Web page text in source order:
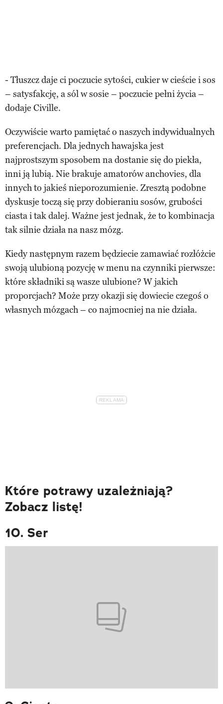
- Tłuszcz daje ci poczucie sytości, cukier w cieście i sos
– satysfakcję, a sól w sosie – poczucie pełni życia –
dodaje Civille.
Oczywiście warto pamiętać o naszych indywidualnych
preferencjach. Dla jednych hawajska jest
najprostszym sposobem na dostanie się do piekła,
inni ją lubią. Nie brakuje amatorów anchovies, dla
innych to jakieś nieporozumienie. Zresztą podobne
dyskusje toczą się przy dobieraniu sosów, grubości
ciasta i tak dalej. Ważne jest jednak, że to kombinacja
tak silnie działa na nasz mózg.
Kiedy następnym razem będziecie zamawiać rozłóżcie
swoją ulubioną pozycję w menu na czynniki pierwsze:
które składniki są wasze ulubione? W jakich
proporcjach? Może przy okazji się dowiecie czegoś o
własnych mózgach – co najmocniej na nie działa.
Które potrawy uzależniają?
Zobacz listę!
10. Ser